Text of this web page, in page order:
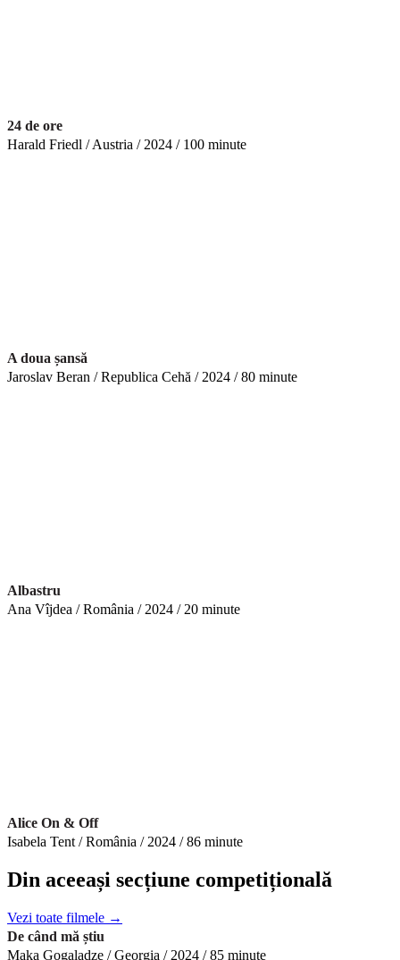
24 de ore
Harald Friedl / Austria / 2024 / 100 minute
A doua șansă
Jaroslav Beran / Republica Cehă / 2024 / 80 minute
Albastru
Ana Vîjdea / România / 2024 / 20 minute
Alice On & Off
Isabela Tent / România / 2024 / 86 minute
Din aceeași secțiune competițională
Vezi toate filmele →
De când mă știu
Maka Gogaladze / Georgia / 2024 / 85 minute